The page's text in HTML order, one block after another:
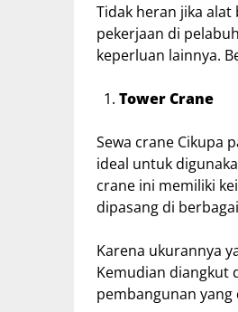
Tidak heran jika
pekerjaan di
keperluan lainnya.
Tower Crane
Sewa crane Cikupa
ideal untuk
crane ini memiliki
dipasang di
Karena ukurannya
Kemudian diangkut
pembangunan yang